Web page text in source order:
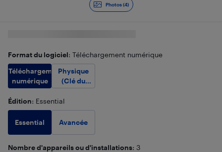
Photos (4)
Format du logiciel: Téléchargement numérique
Téléchargement
numérique
Physique
(Clé du
produit)
Édition: Essential
Essential Avancée
Nombre d'appareils ou d'installations: 3